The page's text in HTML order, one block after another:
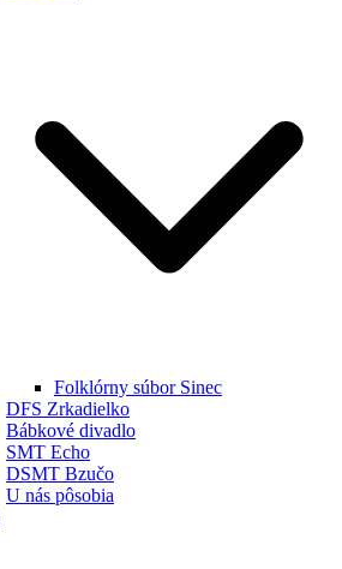
Folklórny súbor Sinec
DFS Zrkadielko
Bábkové divadlo
SMT Echo
DSMT Bzučo
U nás pôsobia